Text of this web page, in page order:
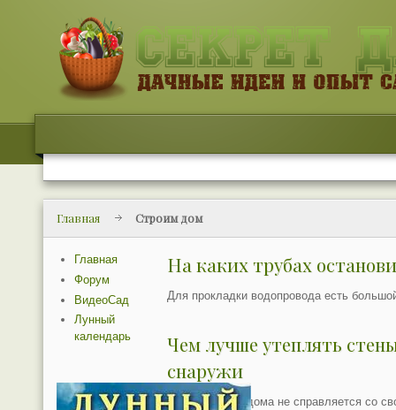
Главная Строим дом
На каких трубах
Для прокладки водопровода есть
Чем лучше утеплять
снаружи
Иногда фасад дома не справляется со
Главная
Форум
ВидеоСад
Лунный
календарь